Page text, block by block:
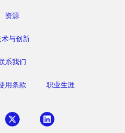
资源
术与创新
系我们
用条款 职业生涯